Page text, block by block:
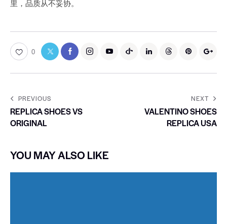
里，品质从不妥协。
0
PREVIOUS
REPLICA SHOES VS
ORIGINAL
NEXT
VALENTINO SHOES
REPLICA USA
YOU MAY ALSO LIKE